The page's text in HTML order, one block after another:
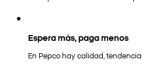
Espera más, paga menos
En Pepco hay calidad,